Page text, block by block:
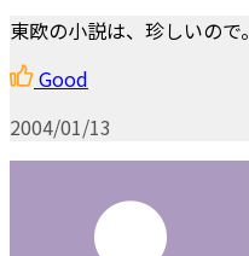
東欧の小説は、珍しいので。
Good
2004/01/13